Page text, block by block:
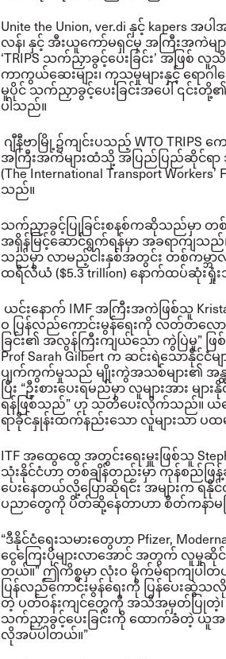
Unite the Union, ver.di နှင့် kapers
လန်၊ နှင့် အီးယူကော်မရှင်မှ အကြီးအကဲမျ
‘TRIPS သက်ညှာခွင့်ပေးခြင်း’ အဖြစ်
ကာကွယ်ဆေးများ၊ ကုသမှုများနှင့် ရေ
မူပိုင် သက်ညှာခွင့်ပေးခြင်းအပေါ် ၎င်
ပါသည်။
ဂျီနီဗာမြို့၌ကျင်းပသည့် WTO
အကြီးအကဲများထံသို့ အပြည်ပြည်ဆိုင်ရာ
(The International Transport
သည်။
သက်ညှာခွင့်ပြုခြင်းစနစ်ကဆိုသည်မှာ တ
အရှိန်မြင့်ဆောင်ရွက်ရန်မှာ အခရာကျ
သည်မှာ လာမည့်ငါးနှစ်အတွင်း တစ်ကမ္ဘာ
ထရီလီယံ ($5.3 trillion) နောက်ထပ်ဆုံး
ယင်းနောက် IMF အကြီးအကဲဖြစ်သူ
ဝ ပြန်လည်ကောင်းမွန်ရေးကို လတ်တလေ
ခြင်း၏ အလွန်ကြီးကျယ်သော ကွဲပြဲမှု” ဖြ
Prof Sarah Gilbert က ဆင်းရဲသောနိုင်ငံမ
ပျက်ကွက်မှုသည် မျိုးကွဲအသစ်များ၏ အန္
ပြီး “ဦးစားပေးရမည်မှာ လူများအား မျ
ရန်ဖြစ်သည်” ဟု သတိပေးလိုက်သည်။ ယ
ရာခိုင်နှုန်းထက်နည်းသော လူများသာ
ITF အထွေထွေ အတွင်းရေးမှူးဖြစ်သူ
သုံးနိုင်ငံဟာ တစ်ချိန်တည်းမှာ ကုန်စည်ဖြ
ပေးနေတယ်လို့ပြောဆိုရင်း အများ
ပညာတွေကို ပိတ်ဆို့နေတာဟာ စိတ်ကနာမင
“ဒီနိုင်ငံရေးသမားတွေဟာ Pfizer,
ငွေကြေးပိုများလာအောင် အတွက် လူမှုဆိုင်
တယ်။” ဤကိစ္စမှာ လုံးဝ မိုက်မဲရာကျပါ
ပြန်လည်ကောင်းမွန်ရေးကို ပြန်ပေး
တဲ့ ပတ်ဝန်းကျင်တွေကို အသိအမှတ်ပြုတဲ့၊
သက်ညှာခွင့်ပေးခြင်းကို ထောက်ခံတဲ့ ယူ
လိုအပ်ပါတယ်။”